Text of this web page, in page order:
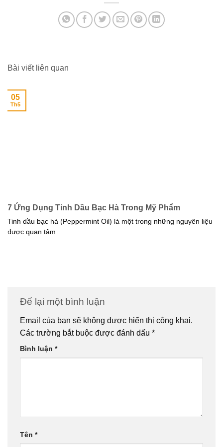
Bài viết liên quan
7 Ứng Dụng Tinh Dầu Bạc Hà Trong Mỹ Phẩm
Tinh dầu bạc hà (Peppermint Oil) là một trong những nguyên liệu
được quan tâm
05
Th5
Để lại một bình luận
Email của bạn sẽ không được hiển thị công khai.
Các trường bắt buộc được đánh dấu *
Bình luận *
Tên *